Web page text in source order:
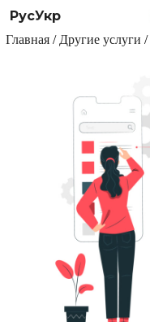
РусУкр
Главная/ Другие услуги /